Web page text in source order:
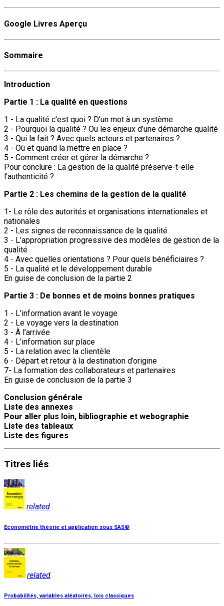
Google Livres Aperçu
Sommaire
Introduction
Partie 1 : La qualité en questions
1 - La qualité c'est quoi ? D’un mot à un système
2 - Pourquoi la qualité ? Ou les enjeux d’une démarche qualité
3 - Qui la fait ? Avec quels acteurs et partenaires ?
4 - Où et quand la mettre en place ?
5 - Comment créer et gérer la démarche ?
Pour conclure : La gestion de la qualité préserve-t-elle
l’authenticité ?
Partie 2 : Les chemins de la gestion de la qualité
1- Le rôle des autorités et organisations internationales et
nationales
2 - Les signes de reconnaissance de la qualité
3 - L’appropriation progressive des modèles de gestion de la
qualité
4 - Avec quelles orientations ? Pour quels bénéficiaires ?
5 - La qualité et le développement durable
En guise de conclusion de la partie 2
Partie 3 : De bonnes et de moins bonnes pratiques
1 - L’information avant le voyage
2 - Le voyage vers la destination
3 - À l’arrivée
4 - L’information sur place
5 - La relation avec la clientèle
6 - Départ et retour à la destination d’origine
7- La formation des collaborateurs et partenaires
En guise de conclusion de la partie 3
Conclusion générale
Liste des annexes
Pour aller plus loin, bibliographie et webographie
Liste des tableaux
Liste des figures
Titres liés
related
Économétrie théorie et application sous SAS®
related
Probabilités, variables aléatoires, lois classiques